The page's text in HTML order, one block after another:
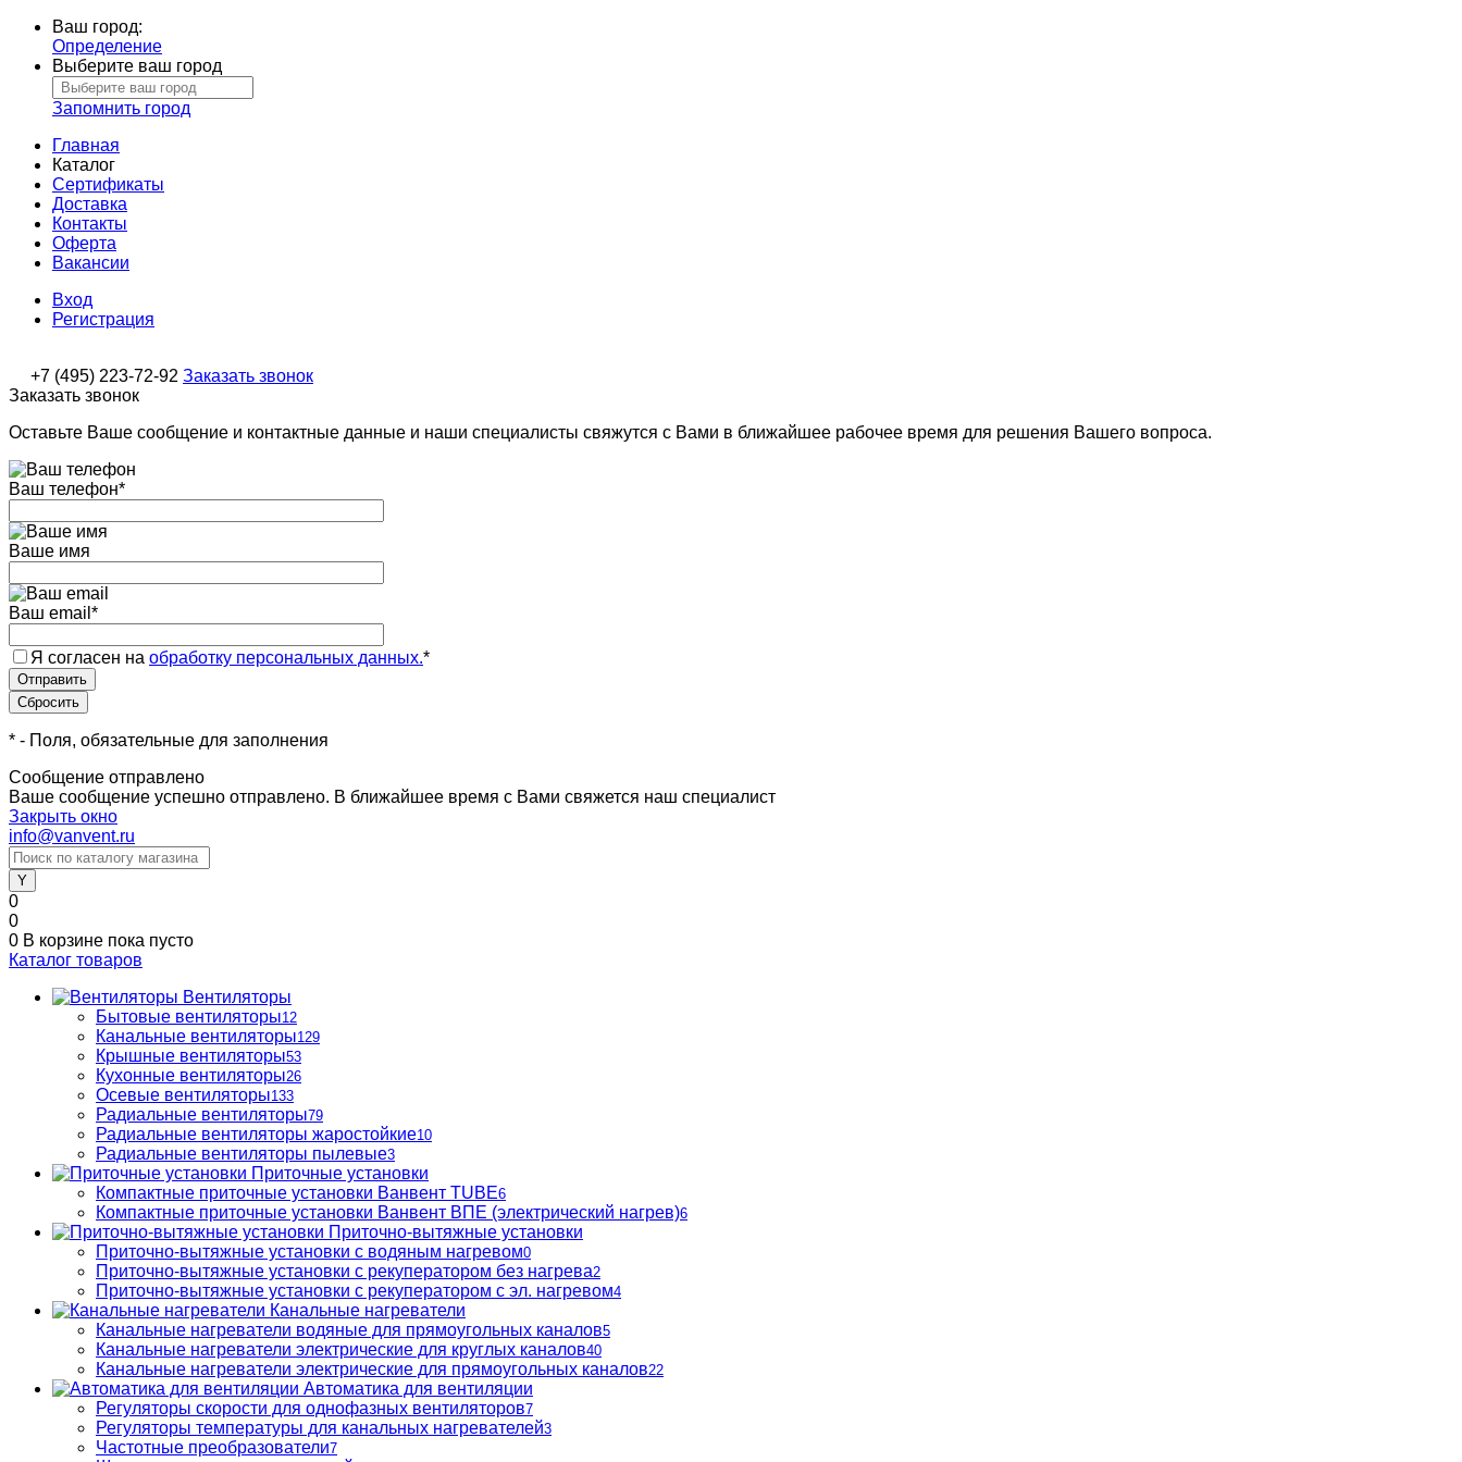
Ваш город:
Определение
Выберите ваш город
Запомнить город
Главная
Каталог
Сертификаты
Доставка
Контакты
Оферта
Вакансии
Вход
Регистрация
+7 (495) 223-72-92 Заказать звонок
Заказать звонок
Оставьте Ваше сообщение и контактные данные и наши специалисты свяжутся с Вами в ближайшее рабочее время для решения Вашего вопроса.
Ваш телефон*
Ваше имя
Ваш email *
Я согласен на обработку персональных данных.*
* - Поля, обязательные для заполнения
Сообщение отправлено
Ваше сообщение успешно отправлено. В ближайшее время с Вами свяжется наш специалист
Закрыть окно
info@vanvent.ru
0
0
0 В корзине пока пусто
Каталог товаров
Вентиляторы
Бытовые вентиляторы12
Канальные вентиляторы129
Крышные вентиляторы53
Кухонные вентиляторы26
Осевые вентиляторы133
Радиальные вентиляторы79
Радиальные вентиляторы жаростойкие10
Радиальные вентиляторы пылевые3
Приточные установки
Компактные приточные установки Ванвент TUBE6
Компактные приточные установки Ванвент ВПЕ (электрический нагрев)6
Приточно-вытяжные установки
Приточно-вытяжные установки с водяным нагревом0
Приточно-вытяжные установки с рекуператором без нагрева2
Приточно-вытяжные установки с рекуператором с эл. нагревом4
Канальные нагреватели
Канальные нагреватели водяные для прямоугольных каналов5
Канальные нагреватели электрические для круглых каналов40
Канальные нагреватели электрические для прямоугольных каналов22
Автоматика для вентиляции
Регуляторы скорости для однофазных вентиляторов7
Регуляторы температуры для канальных нагревателей3
Частотные преобразователи7